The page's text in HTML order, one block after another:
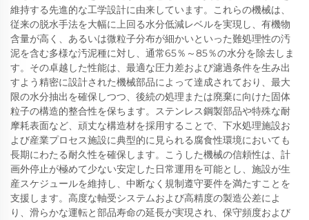
維持する先進的な工学設計に由来しています。これらの機械は、
従来の脱水手法を大幅に上回る水分低減レベルを実現し、有機物
含量が高く、あるいは微粒子分布が細かいといった難処理性の汚
泥を含む多様な汚泥種に対し、通常65％～85％の水分を除去しま
す。その卓越した性能は、最適な圧力差および濾過条件を生み出
すよう精密に設計された機械部品によって達成されており、最大
限の水分抽出を確保しつつ、後続の処理または廃棄に向けた固体
粒子の構造的整合性を保ちます。ステンレス鋼製部品や特殊な耐
摩耗表面など、頑丈な構造材を採用することで、下水処理施設お
よび産業プロセス施設に典型的に見られる腐食性環境においても
長期にわたる耐久性を確保します。こうした機械の信頼性は、計
画外停止が極めて少ない安定した日常運用を可能とし、施設が生
産スケジュールを維持し、中断なく規制遵守要件を満たすことを
支援します。高度な軸受システムおよび高精度の製造公差によ
り、滑らかな運転と部品寿命の延長が実現され、保守頻度および